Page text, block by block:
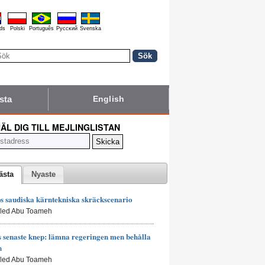
Polski Português Pyccĸий Svenska
English
DIG TILL MEJLINGLISTAN
Nyaste
saudiska kärntekniska skräckscenario
Abu Toameh
senaste knep: lämna regeringen men behålla
Abu Toameh